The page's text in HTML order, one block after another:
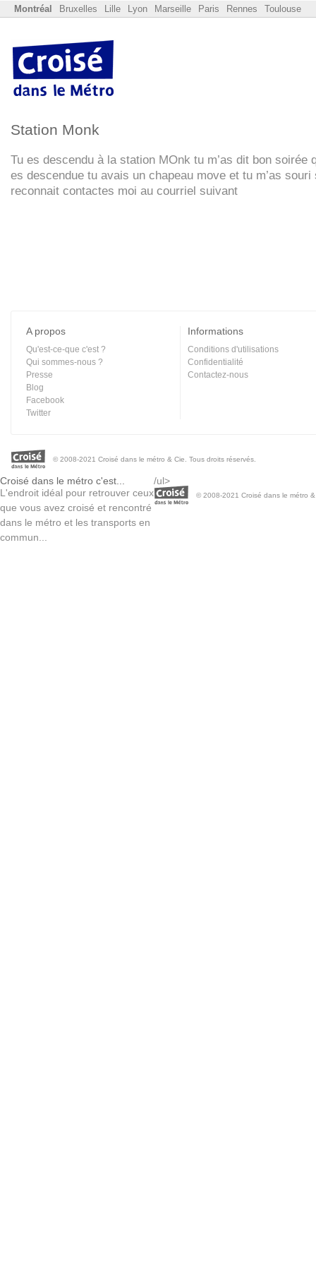
Montréal Bruxelles Lille Lyon Marseille Paris Rennes Toulouse
Station Monk
Tu es descendu à la station MOnk tu m’as dit bon soirée
es descendue tu avais un chapeau move et tu m’as souri
reconnait contactes moi au courriel suivant
A propos
Qu'est-ce-que c'est ?
Qui sommes-nous ?
Presse
Blog
Facebook
Twitter
Informations
Conditions d'utilisations
Confidentialité
Contactez-nous
© 2008-2021 Croisé dans le métro & Cie. Tous droits réservés.
/ul>
Croisé dans le métro c'est...
L'endroit idéal pour retrouver ceux
que vous avez croisé et rencontré
dans le métro et les transports en
commun...
© 2008-2021 Croisé dans le métro